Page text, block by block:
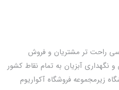
راحت تر مشتریان و فروش
نگهداری آبزیان به تمام نقاط کشور
زیرمجموعه فروشگاه آکواریوم